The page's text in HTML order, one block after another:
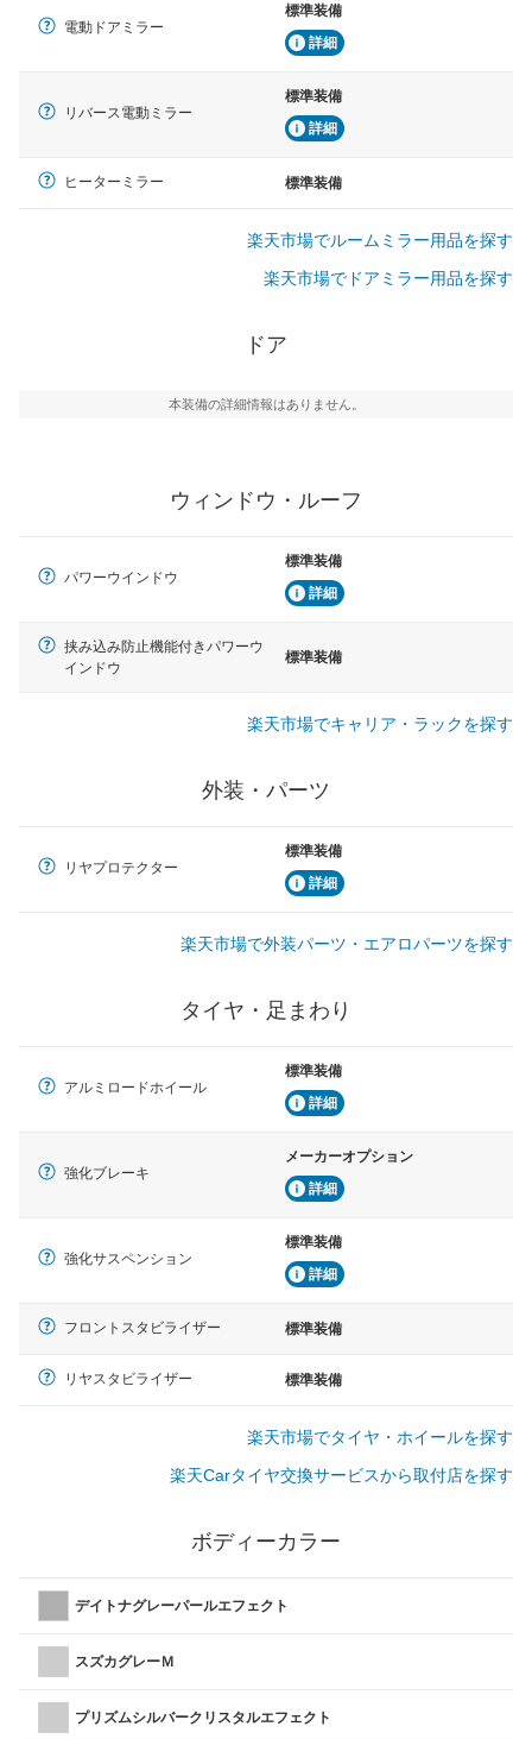
電動ドアミラー
標準装備
詳細
リバース電動ミラー
標準装備
詳細
ヒーターミラー 標準装備
楽天市場でルームミラー用品を探す
楽天市場でドアミラー用品を探す
ドア
本装備の詳細情報はありません。
ウィンドウ・ルーフ
パワーウインドウ
標準装備
詳細
挟み込み防止機能付きパワーウ
インドウ
標準装備
楽天市場でキャリア・ラックを探す
外装・パーツ
リヤプロテクター
標準装備
詳細
楽天市場で外装パーツ・エアロパーツを探す
タイヤ・足まわり
アルミロードホイール
標準装備
詳細
強化ブレーキ
メーカーオプション
詳細
強化サスペンション
標準装備
詳細
フロントスタビライザー 標準装備
リヤスタビライザー 標準装備
楽天市場でタイヤ・ホイールを探す
楽天Carタイヤ交換サービスから取付店を探す
ボディーカラー
デイトナグレーパールエフェクト
スズカグレーＭ
プリズムシルバークリスタルエフェクト